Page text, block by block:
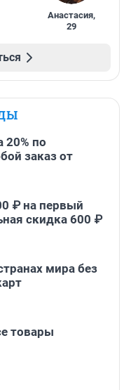
Анастасия,
29
20% по
заказ от
₽ на первый
скидка 600 ₽
мира без
товары